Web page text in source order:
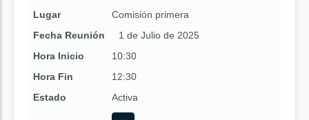
Lugar
Comisión primera
Fecha Reunión
1 de Julio de 2025
Hora Inicio
10:30
Hora Fin
12:30
Estado
Activa